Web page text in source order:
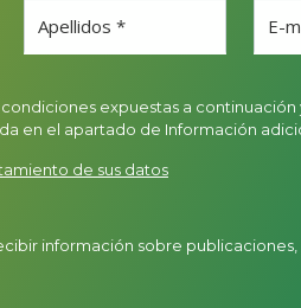
Apellidos * E-
expuestas a continuación
en el apartado de Información
de sus datos
información sobre